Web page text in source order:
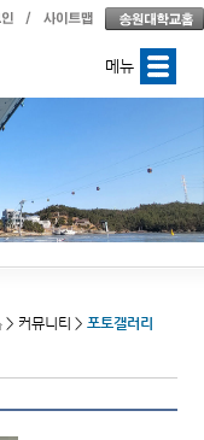
메뉴
> 커뮤니티 > 포토갤러리